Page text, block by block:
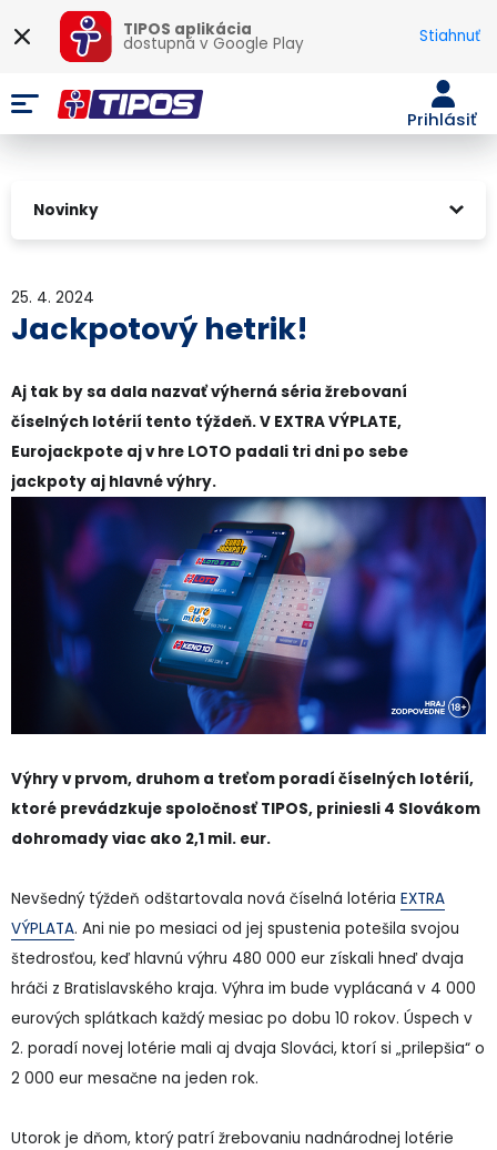
TIPOS aplikácia
dostupná vGoogle Play Stiahnuť
Prihlásiť
Novinky
25. 4. 2024
Jackpotový hetrik!
Aj tak by sa dala nazvať výherná séria žrebovaní
číselných lotérií tento týždeň. V EXTRA VÝPLATE,
Eurojackpote aj v hre LOTO padali tri dni po sebe
jackpoty aj hlavné výhry.
Výhry v prvom, druhom a treťom poradí číselných lotérií,
ktoré prevádzkuje spoločnosť TIPOS, priniesli 4 Slovákom
dohromady viac ako 2,1 mil. eur.
Nevšedný týždeň odštartovala nová číselná lotéria EXTRA
VÝPLATA. Ani nie po mesiaci od jej spustenia potešila svojou
štedrosťou, keď hlavnú výhru 480 000 eur získali hneď dvaja
hráči z Bratislavského kraja. Výhra im bude vyplácaná v 4 000
eurových splátkach každý mesiac po dobu 10 rokov. Úspech v
2. poradí novej lotérie mali aj dvaja Slováci, ktorí si „prilepšia“ o
2 000 eur mesačne na jeden rok.
Utorok je dňom, ktorý patrí žrebovaniu nadnárodnej lotérie